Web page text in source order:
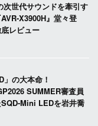
次世代サウンドを牽引す
X3900H』堂々登
レビュー
」の大本命！
SUMMER審査員
Mini LEDを岩井喬